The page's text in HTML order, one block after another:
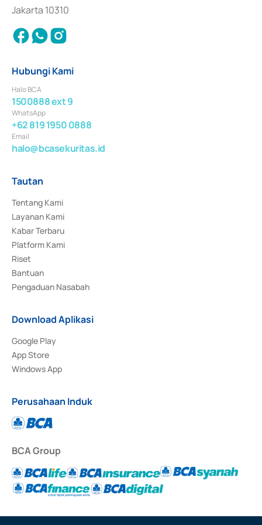
Jakarta 10310
Hubungi Kami
Halo BCA
1500888 ext 9
WhatsApp
+62 819 1950 0888
Email
halo@bcasekuritas.id
Tautan
Tentang Kami
Layanan Kami
Kabar Terbaru
Platform Kami
Riset
Bantuan
Pengaduan Nasabah
Download Aplikasi
Google Play
App Store
Windows App
Perusahaan Induk
BCA Group